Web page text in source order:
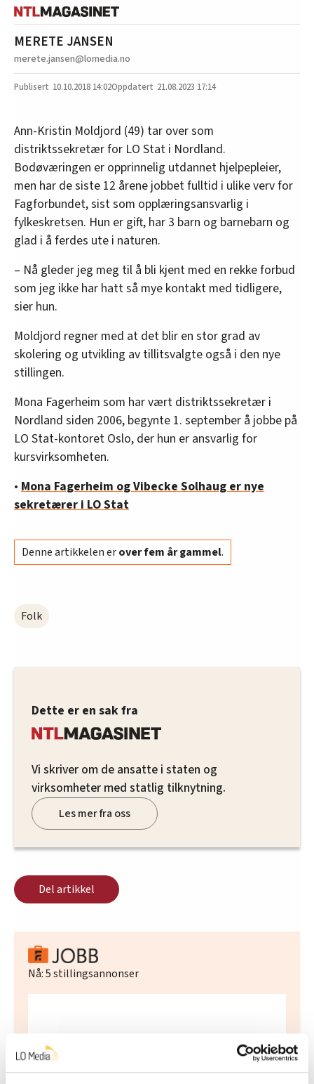
MERETE JANSEN
merete.jansen@lomedia.no
10.10.2018 14:02 21.08.2023 17:14
Ann-Kristin Moldjord (49) tar over som
distriktssekretær for LO Stat i Nordland.
Bodøværingen er opprinnelig utdannet hjelpepleier,
men har de siste 12 årene jobbet fulltid i ulike verv for
Fagforbundet, sist som opplæringsansvarlig i
fylkeskretsen. Hun er gift, har 3 barn og barnebarn og
glad i å ferdes ute i naturen.
– Nå gleder jeg meg til å bli kjent med en rekke forbud
som jeg ikke har hatt så mye kontakt med tidligere,
sier hun.
Moldjord regner med at det blir en stor grad av
skolering og utvikling av tillitsvalgte også i den nye
stillingen.
Mona Fagerheim som har vært distriktssekretær i
Nordland siden 2006, begynte 1. september å jobbe på
LO Stat-kontoret Oslo, der hun er ansvarlig for
kursvirksomheten.
• Mona Fagerheim og Vibecke Solhaug er nye
sekretærer i LO Stat
Denne artikkelen erover fem år gammel.
Folk
Dette er en sak fra
Vi skriver om de ansatte i staten og
virksomheter med statlig tilknytning.
Les mer fra oss
Del artikkel
Nå:5stillingsannonser